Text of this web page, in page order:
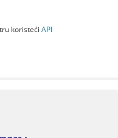
koristeći API